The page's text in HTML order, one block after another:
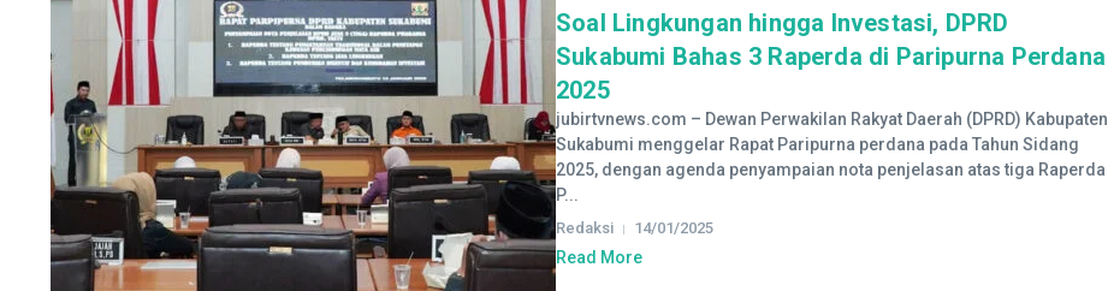
Soal Lingkungan hingga Investasi, DPRD
Sukabumi Bahas 3 Raperda di Paripurna Perdana
2025
jubirtvnews.com – Dewan Perwakilan Rakyat Daerah (DPRD) Kabupaten
Sukabumi menggelar Rapat Paripurna perdana pada Tahun Sidang
2025, dengan agenda penyampaian nota penjelasan atas tiga Raperda
P...
Redaksi 14/01/2025
Read More